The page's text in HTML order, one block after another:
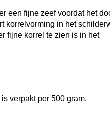
een fijne zeef voordat het
korrelvorming in het
fijne korrel te zien is in het
verpakt per 500 gram.